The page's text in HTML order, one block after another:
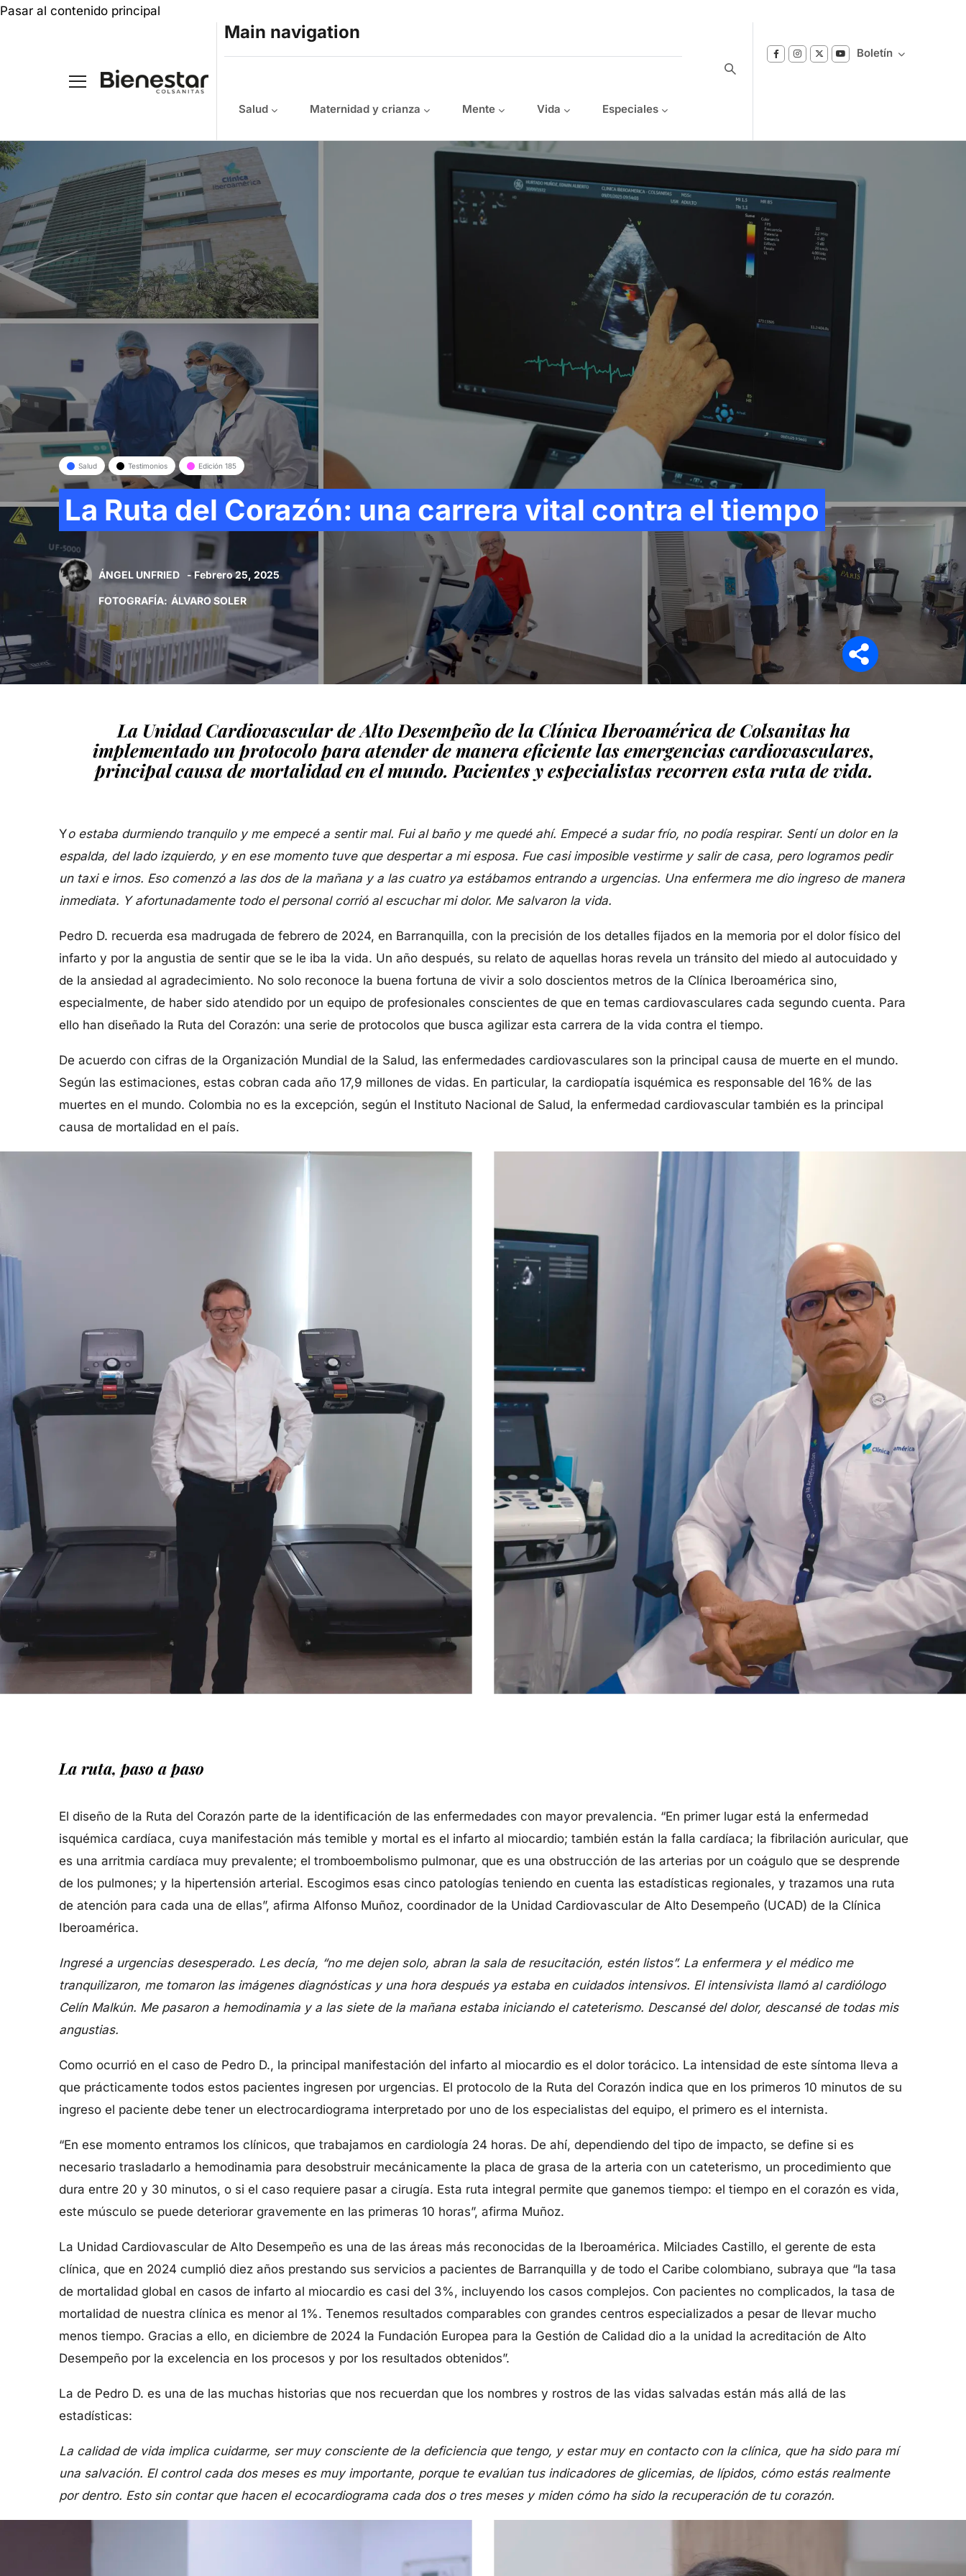
Pasar al contenido principal
Main navigation
Salud Maternidad y crianza Mente Vida Especiales
Boletín
Suscríbase a nuestro boletín
Reciba notificaciones sobre los temas de
Bienestar que le interesan.
Síganos en
Salud Testimonios Edición 185
La Ruta del Corazón: una carrera vital contra el tiempo
ÁNGEL UNFRIED - Febrero 25, 2025
FOTOGRAFÍA: ÁLVARO SOLER
La Unidad Cardiovascular de Alto Desempeño de la Clínica Iberoamérica de Colsanitas ha
implementado un protocolo para atender de manera eficiente las emergencias cardiovasculares,
principal causa de mortalidad en el mundo. Pacientes y especialistas recorren esta ruta de vida.
Yo estaba durmiendo tranquilo y me empecé a sentir mal. Fui al baño y me quedé ahí. Empecé a sudar frío, no podía respirar. Sentí un dolor en la
espalda, del lado izquierdo, y en ese momento tuve que despertar a mi esposa. Fue casi imposible vestirme y salir de casa, pero logramos pedir
un taxi e irnos. Eso comenzó a las dos de la mañana y a las cuatro ya estábamos entrando a urgencias. Una enfermera me dio ingreso de manera
inmediata. Y afortunadamente todo el personal corrió al escuchar mi dolor. Me salvaron la vida.
Pedro D. recuerda esa madrugada de febrero de 2024, en Barranquilla, con la precisión de los detalles fijados en la memoria por el dolor físico del
infarto y por la angustia de sentir que se le iba la vida. Un año después, su relato de aquellas horas revela un tránsito del miedo al autocuidado y
de la ansiedad al agradecimiento. No solo reconoce la buena fortuna de vivir a solo doscientos metros de la Clínica Iberoamérica sino,
especialmente, de haber sido atendido por un equipo de profesionales conscientes de que en temas cardiovasculares cada segundo cuenta. Para
ello han diseñado la Ruta del Corazón: una serie de protocolos que busca agilizar esta carrera de la vida contra el tiempo.
De acuerdo con cifras de la Organización Mundial de la Salud, las enfermedades cardiovasculares son la principal causa de muerte en el mundo.
Según las estimaciones, estas cobran cada año 17,9 millones de vidas. En particular, la cardiopatía isquémica es responsable del 16% de las
muertes en el mundo. Colombia no es la excepción, según el Instituto Nacional de Salud, la enfermedad cardiovascular también es la principal
causa de mortalidad en el país.
La ruta, paso a paso
El diseño de la Ruta del Corazón parte de la identificación de las enfermedades con mayor prevalencia. “En primer lugar está la enfermedad
isquémica cardíaca, cuya manifestación más temible y mortal es el infarto al miocardio; también están la falla cardíaca; la fibrilación auricular, que
es una arritmia cardíaca muy prevalente; el tromboembolismo pulmonar, que es una obstrucción de las arterias por un coágulo que se desprende
de los pulmones; y la hipertensión arterial. Escogimos esas cinco patologías teniendo en cuenta las estadísticas regionales, y trazamos una ruta
de atención para cada una de ellas”, afirma Alfonso Muñoz, coordinador de la Unidad Cardiovascular de Alto Desempeño (UCAD) de la Clínica
Iberoamérica.
Ingresé a urgencias desesperado. Les decía, “no me dejen solo, abran la sala de resucitación, estén listos”. La enfermera y el médico me
tranquilizaron, me tomaron las imágenes diagnósticas y una hora después ya estaba en cuidados intensivos. El intensivista llamó al cardiólogo
Celín Malkún. Me pasaron a hemodinamia y a las siete de la mañana estaba iniciando el cateterismo. Descansé del dolor, descansé de todas mis
angustias.
Como ocurrió en el caso de Pedro D., la principal manifestación del infarto al miocardio es el dolor torácico. La intensidad de este síntoma lleva a
que prácticamente todos estos pacientes ingresen por urgencias. El protocolo de la Ruta del Corazón indica que en los primeros 10 minutos de su
ingreso el paciente debe tener un electrocardiograma interpretado por uno de los especialistas del equipo, el primero es el internista.
“En ese momento entramos los clínicos, que trabajamos en cardiología 24 horas. De ahí, dependiendo del tipo de impacto, se define si es
necesario trasladarlo a hemodinamia para desobstruir mecánicamente la placa de grasa de la arteria con un cateterismo, un procedimiento que
dura entre 20 y 30 minutos, o si el caso requiere pasar a cirugía. Esta ruta integral permite que ganemos tiempo: el tiempo en el corazón es vida,
este músculo se puede deteriorar gravemente en las primeras 10 horas”, afirma Muñoz.
La Unidad Cardiovascular de Alto Desempeño es una de las áreas más reconocidas de la Iberoamérica. Milciades Castillo, el gerente de esta
clínica, que en 2024 cumplió diez años prestando sus servicios a pacientes de Barranquilla y de todo el Caribe colombiano, subraya que “la tasa
de mortalidad global en casos de infarto al miocardio es casi del 3%, incluyendo los casos complejos. Con pacientes no complicados, la tasa de
mortalidad de nuestra clínica es menor al 1%. Tenemos resultados comparables con grandes centros especializados a pesar de llevar mucho
menos tiempo. Gracias a ello, en diciembre de 2024 la Fundación Europea para la Gestión de Calidad dio a la unidad la acreditación de Alto
Desempeño por la excelencia en los procesos y por los resultados obtenidos”.
La de Pedro D. es una de las muchas historias que nos recuerdan que los nombres y rostros de las vidas salvadas están más allá de las
estadísticas:
La calidad de vida implica cuidarme, ser muy consciente de la deficiencia que tengo, y estar muy en contacto con la clínica, que ha sido para mí
una salvación. El control cada dos meses es muy importante, porque te evalúan tus indicadores de glicemias, de lípidos, cómo estás realmente
por dentro. Esto sin contar que hacen el ecocardiograma cada dos o tres meses y miden cómo ha sido la recuperación de tu corazón.